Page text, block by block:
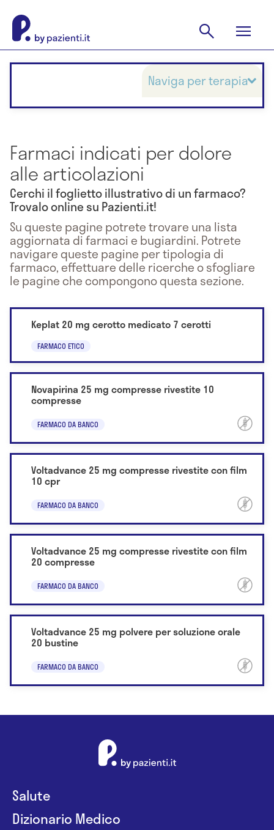
Farmaci indicati per dolore
alle articolazioni
Cerchi il foglietto illustrativo di un farmaco?
Trovalo online su Pazienti.it!
Su queste pagine potrete trovare una lista
aggiornata di farmaci e bugiardini. Potrete
navigare queste pagine per tipologia di
farmaco, effettuare delle ricerche o sfogliare
le pagine che compongono questa sezione.
Keplat 20 mg cerotto medicato 7 cerotti
FARMACO ETICO
Novapirina 25 mg compresse rivestite 10
compresse
FARMACO DA BANCO
Voltadvance 25 mg compresse rivestite con film
10 cpr
FARMACO DA BANCO
Voltadvance 25 mg compresse rivestite con film
20 compresse
FARMACO DA BANCO
Voltadvance 25 mg polvere per soluzione orale
20 bustine
FARMACO DA BANCO
Naviga per terapia
Salute
Dizionario Medico